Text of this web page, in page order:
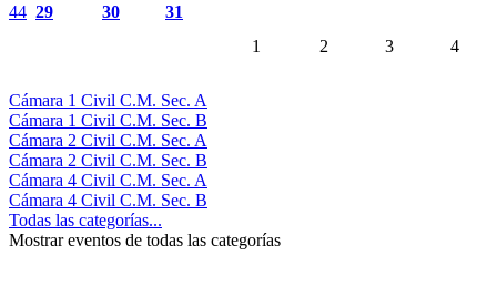
44 29 30
31
1
2 3 4
Cámara 1 Civil C.M. Sec. A
Cámara 1 Civil C.M. Sec. B
Cámara 2 Civil C.M. Sec. A
Cámara 2 Civil C.M. Sec. B
Cámara 4 Civil C.M. Sec. A
Cámara 4 Civil C.M. Sec. B
Todas las categorías...
Mostrar eventos de todas las categorías